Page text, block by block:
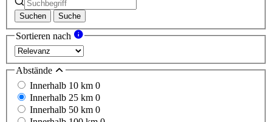
Suchen Suche
Sortieren nach
Abstände
Innerhalb 10 km 0
Innerhalb 25 km 0
Innerhalb 50 km 0